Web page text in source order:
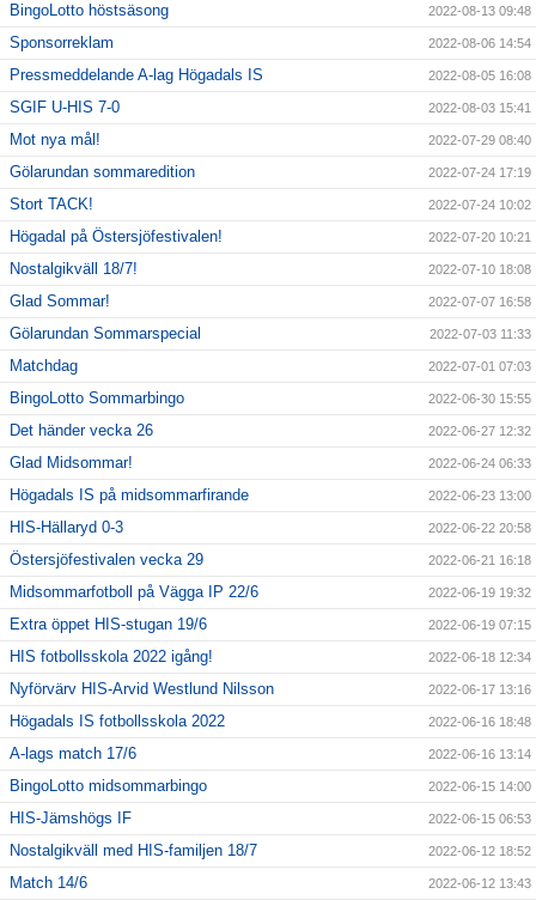
BingoLotto höstsäsong 2022-08-13 09:48
Sponsorreklam 2022-08-06 14:54
Pressmeddelande A-lag Högadals IS 2022-08-05 16:08
SGIF U-HIS 7-0 2022-08-03 15:41
Mot nya mål! 2022-07-29 08:40
Gölarundan sommaredition 2022-07-24 17:19
Stort TACK! 2022-07-24 10:02
Högadal på Östersjöfestivalen! 2022-07-20 10:21
Nostalgikväll 18/7! 2022-07-10 18:08
Glad Sommar! 2022-07-07 16:58
Gölarundan Sommarspecial 2022-07-03 11:33
Matchdag 2022-07-01 07:03
BingoLotto Sommarbingo 2022-06-30 15:55
Det händer vecka 26 2022-06-27 12:32
Glad Midsommar! 2022-06-24 06:33
Högadals IS på midsommarfirande 2022-06-23 13:00
HIS-Hällaryd 0-3 2022-06-22 20:58
Östersjöfestivalen vecka 29 2022-06-21 16:18
Midsommarfotboll på Vägga IP 22/6 2022-06-19 19:32
Extra öppet HIS-stugan 19/6 2022-06-19 07:15
HIS fotbollsskola 2022 igång! 2022-06-18 12:34
Nyförvärv HIS-Arvid Westlund Nilsson 2022-06-17 13:16
Högadals IS fotbollsskola 2022 2022-06-16 18:48
A-lags match 17/6 2022-06-16 13:14
BingoLotto midsommarbingo 2022-06-15 14:00
HIS-Jämshögs IF 2022-06-15 06:53
Nostalgikväll med HIS-familjen 18/7 2022-06-12 18:52
Match 14/6 2022-06-12 13:43